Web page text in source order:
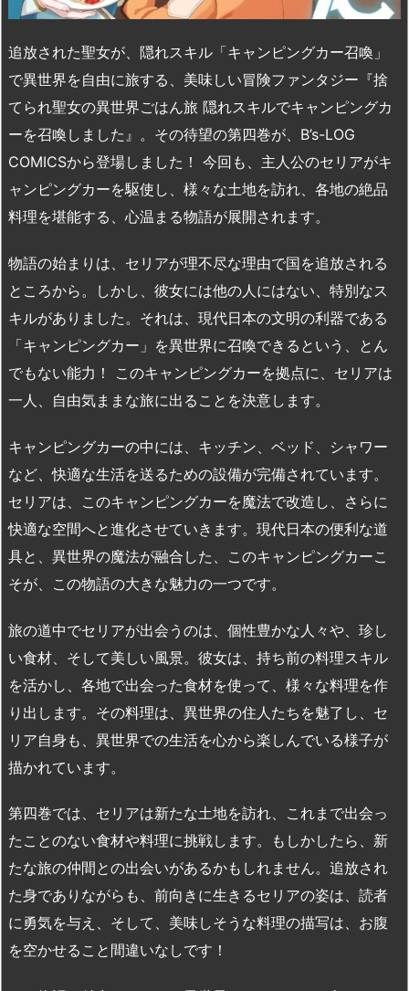
追放された聖女が、隠れスキル「キャンピングカー召喚」
で異世界を自由に旅する、美味しい冒険ファンタジー『捨
てられ聖女の異世界ごはん旅 隠れスキルでキャンピングカ
ーを召喚しました』。その待望の第四巻が、B’s-LOG
COMICSから登場しました！ 今回も、主人公のセリアがキ
ャンピングカーを駆使し、様々な土地を訪れ、各地の絶品
料理を堪能する、心温まる物語が展開されます。
物語の始まりは、セリアが理不尽な理由で国を追放される
ところから。しかし、彼女には他の人にはない、特別なス
キルがありました。それは、現代日本の文明の利器である
「キャンピングカー」を異世界に召喚できるという、とん
でもない能力！ このキャンピングカーを拠点に、セリアは
一人、自由気ままな旅に出ることを決意します。
キャンピングカーの中には、キッチン、ベッド、シャワー
など、快適な生活を送るための設備が完備されています。
セリアは、このキャンピングカーを魔法で改造し、さらに
快適な空間へと進化させていきます。現代日本の便利な道
具と、異世界の魔法が融合した、このキャンピングカーこ
そが、この物語の大きな魅力の一つです。
旅の道中でセリアが出会うのは、個性豊かな人々や、珍し
い食材、そして美しい風景。彼女は、持ち前の料理スキル
を活かし、各地で出会った食材を使って、様々な料理を作
り出します。その料理は、異世界の住人たちを魅了し、セ
リア自身も、異世界での生活を心から楽しんでいる様子が
描かれています。
第四巻では、セリアは新たな土地を訪れ、これまで出会っ
たことのない食材や料理に挑戦します。もしかしたら、新
たな旅の仲間との出会いがあるかもしれません。追放され
た身でありながらも、前向きに生きるセリアの姿は、読者
に勇気を与え、そして、美味しそうな料理の描写は、お腹
を空かせること間違いなしです！